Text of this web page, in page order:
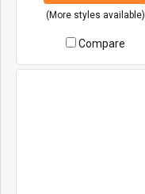
(More styles available)
Compare